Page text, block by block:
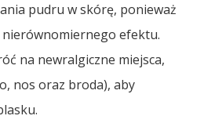
pudru w skórę, ponieważ
efektu.
na newralgiczne miejsca,
nos oraz broda), aby